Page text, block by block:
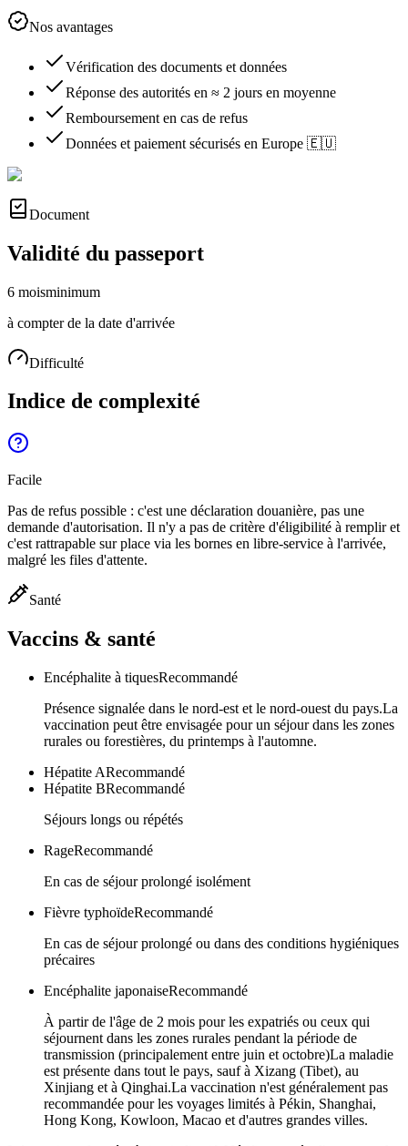
Nos avantages
Vérification des documents et données
Réponse des autorités en ≈ 2 jours en moyenne
Remboursement en cas de refus
Données et paiement sécurisés en Europe 🇪🇺
Document
Validité du passeport
6 moisminimum
à compter de la date d'arrivée
Difficulté
Indice de complexité
Facile
Pas de refus possible : c'est une déclaration douanière, pas une
demande d'autorisation. Il n'y a pas de critère d'éligibilité à remplir et
c'est rattrapable sur place via les bornes en libre-service à l'arrivée,
malgré les files d'attente.
Santé
Vaccins & santé
Encéphalite à tiquesRecommandé
Présence signalée dans le nord-est et le nord-ouest du pays.La
vaccination peut être envisagée pour un séjour dans les zones
rurales ou forestières, du printemps à l'automne.
Hépatite ARecommandé
Hépatite BRecommandé
Séjours longs ou répétés
RageRecommandé
En cas de séjour prolongé isolément
Fièvre typhoïdeRecommandé
En cas de séjour prolongé ou dans des conditions hygiéniques
précaires
Encéphalite japonaiseRecommandé
À partir de l'âge de 2 mois pour les expatriés ou ceux qui
séjournent dans les zones rurales pendant la période de
transmission (principalement entre juin et octobre)La maladie
est présente dans tout le pays, sauf à Xizang (Tibet), au
Xinjiang et à Qinghai.La vaccination n'est généralement pas
recommandée pour les voyages limités à Pékin, Shanghai,
Hong Kong, Kowloon, Macao et d'autres grandes villes.